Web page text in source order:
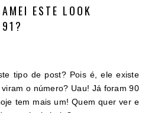
ESTE LOOK
91?
tipo de post? Pois é, ele existe
o número? Uau! Já foram 90
tem mais um! Quem quer ver e